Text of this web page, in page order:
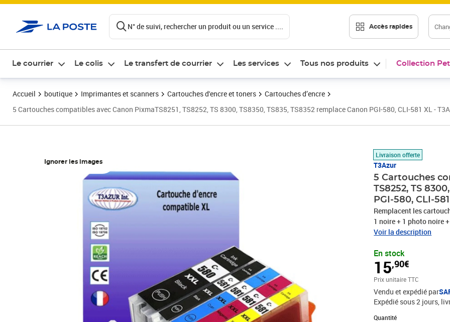
N° de suivi, rechercher un produit ou un service .... Accès rapides
Le courrier Le colis Le transfert de courrier Les services Tous nos produits Collection
Accueil boutique Imprimantes et scanners Cartouches d'encre et toners
Cartouches d’encre
5 Cartouches compatibles avec Canon PixmaTS8251, TS8252, TS 8300, TS8350, TS835, TS8352 remplace Canon PGI-580, CLI-581 XL -
Ignorer les images
Livraison offerte
T3Azur
5 Cartouches
TS8252, TS
PGI-580, CLI-
Remplacent les
1 noire + 1 photo noire
avec un rendement de
garantie une excellence
Voir la description
En stock
15,90€
Prix 15,90€
Prix unitaire TTC
Vendu et expédié par
Expédié sous 2 jours
Quantité
Quantité : 1